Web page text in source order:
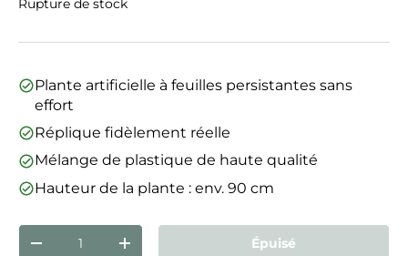
Rupture de stock
Plante artificielle à feuilles persistantes sans
effort
Réplique fidèlement réelle
Mélange de plastique de haute qualité
Hauteur de la plante : env. 90 cm
Qté
Diminuer la quantitéAugmenter la quantité
Épuisé